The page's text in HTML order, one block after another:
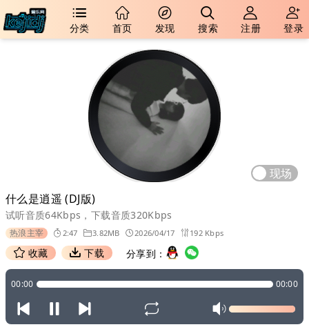
分类 首页 发现 搜索 注册 登录
现场
什么是逍遥 (DJ版)
试听音质64Kbps，下载音质320Kbps
热浪主宰 2:47 3.82MB 2026/04/17 192 Kbps
收藏 下载 分享到：
00:00 00:00